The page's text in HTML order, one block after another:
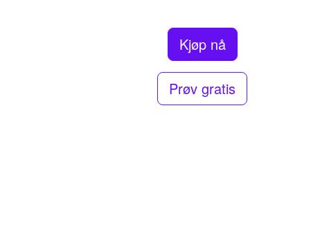
Kjøp nå
Prøv gratis